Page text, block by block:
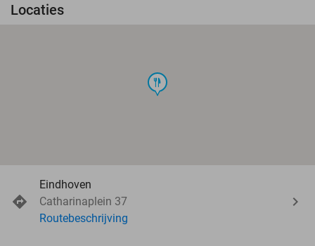
Locaties
food
Eindhoven
Catharinaplein 37
Routebeschrijving